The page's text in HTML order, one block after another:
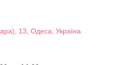
13, Одеса, Україна